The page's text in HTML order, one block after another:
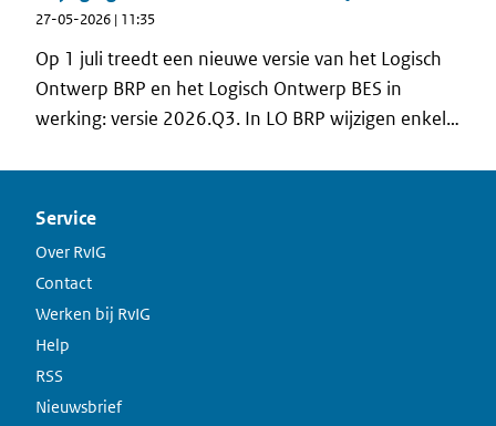
feestelijke moment te vieren, zijn we bij de
gemeente langsgegaan met een taart en
ontmoetten we wethouder Erich Wünker die onder
andere Digitalisering, automatisering en data-
analyse in zijn portefeuille heeft.
27-05-2026 | 11:35
Op 1 juli treedt een nieuwe versie van het Logisch
Ontwerp BRP en het Logisch Ontwerp BES in
werking: versie 2026.Q3. In LO BRP wijzigen enkele
verwijderen van vreemde nationaliteiten. In LO BES
wijzigt uitsluitend het versienummer, vanwege de
Service
Over RvIG
Contact
Werken bij RvIG
Help
RSS
Nieuwsbrief